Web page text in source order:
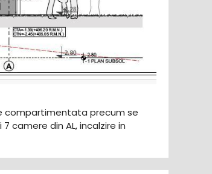
compartimentata precum se
camere din AL, incalzire in